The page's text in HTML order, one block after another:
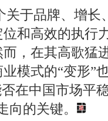
关于品牌、增长
和高效的执行
，在其高歌猛
模式的“变形”
在中国市场平
向的关键。